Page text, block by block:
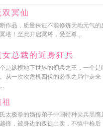
双冥仙
作品，质量保证不能修炼天地元气
塔！至此开启冥塔，受至尊...
女总裁的近身狂兵
是纵横地下世界的佣兵之王，一个
从一次次危机四伏的必杀之局中走来
太极拳的嫡传弟子中国特种尖兵黑
锋，被身边的叛徒出卖，不慎中枪后